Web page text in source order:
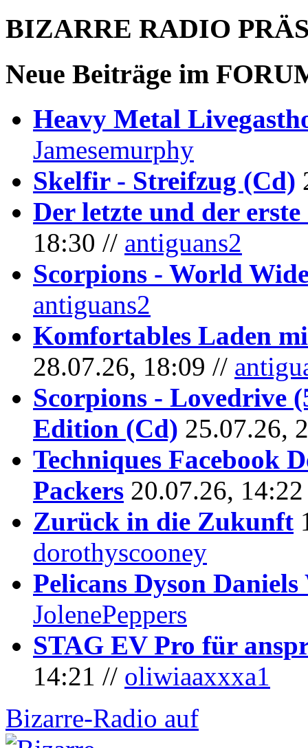
BIZARRE RADIO
Neue Beiträge im
Heavy Metal
Jamesemurphy
Skelfir - Streifzug (Cd)
Der letzte und der erste
18:30 // antiguans2
Scorpions - World
antiguans2
Komfortables Laden
28.07.26, 18:09 //
Scorpions - Lovedrive
Edition (Cd) 25.07.26,
Techniques Facebook
Packers 20.07.26,
Zurück in die Zukunft
dorothyscooney
Pelicans Dyson
JolenePeppers
STAG EV Pro für
14:21 // oliwiaaxxxa1
Bizarre-Radio auf